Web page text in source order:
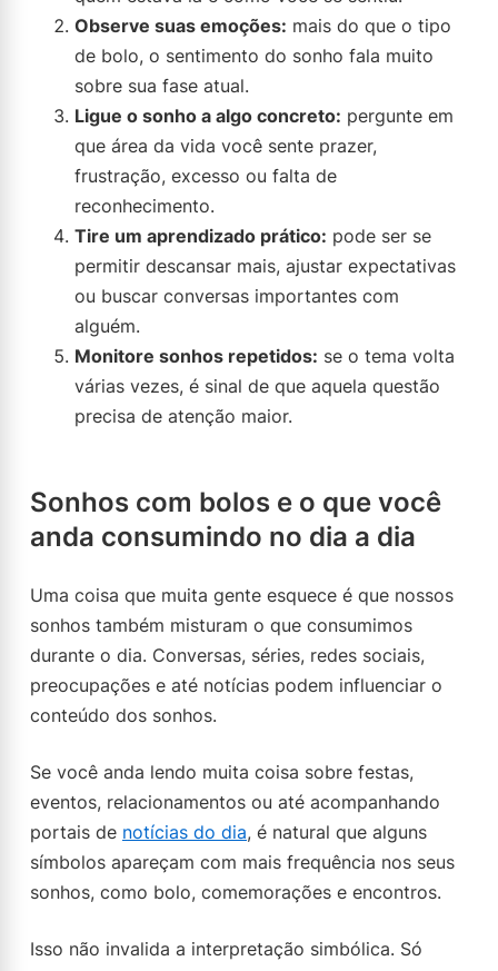
Observe suas emoções: mais do que o tipo
de bolo, o sentimento do sonho fala muito
sobre sua fase atual.
Ligue o sonho a algo concreto: pergunte em
que área da vida você sente prazer,
frustração, excesso ou falta de
reconhecimento.
Tire um aprendizado prático: pode ser se
permitir descansar mais, ajustar expectativas
ou buscar conversas importantes com
alguém.
Monitore sonhos repetidos: se o tema volta
várias vezes, é sinal de que aquela questão
precisa de atenção maior.
Sonhos com bolos e o que você
anda consumindo no dia a dia
Uma coisa que muita gente esquece é que nossos
sonhos também misturam o que consumimos
durante o dia. Conversas, séries, redes sociais,
preocupações e até notícias podem influenciar o
conteúdo dos sonhos.
Se você anda lendo muita coisa sobre festas,
eventos, relacionamentos ou até acompanhando
portais de notícias do dia, é natural que alguns
símbolos apareçam com mais frequência nos seus
sonhos, como bolo, comemorações e encontros.
Isso não invalida a interpretação simbólica. Só